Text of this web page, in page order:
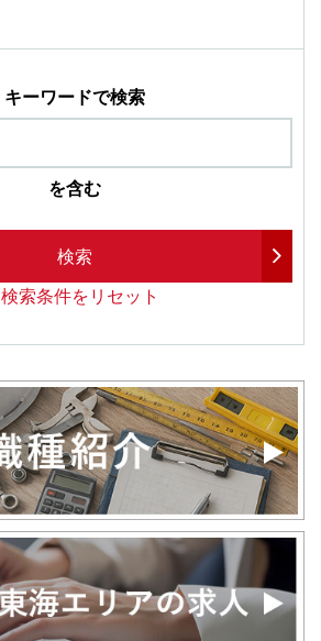
キーワードで検索
を含む
検索
検索条件をリセット